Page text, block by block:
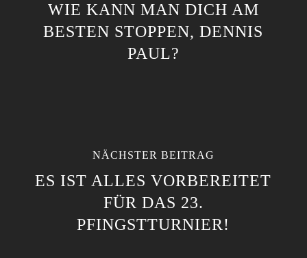
WIE KANN MAN DICH AM
BESTEN STOPPEN, DENNIS
PAUL?
NÄCHSTER BEITRAG
ES IST ALLES VORBEREITET
FÜR DAS 23.
PFINGSTTURNIER!